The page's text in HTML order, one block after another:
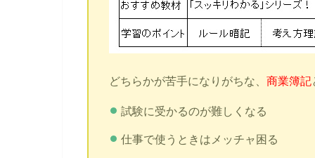
どちらかが苦手になりがちな、商業簿記
試験に受かるのが難しくなる
仕事で使うときはメッチャ困る